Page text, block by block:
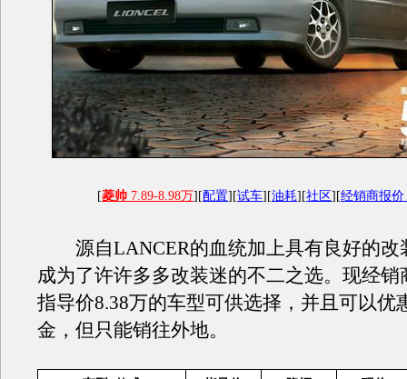
[菱帅 7.89-8.98万][配置][试车][油耗][社区][经销商报价
源自LANCER的血统加上具有良好的改
成为了许许多多改装迷的不二之选。现经销
指导价8.38万的车型可供选择，并且可以优
金，但只能销往外地。